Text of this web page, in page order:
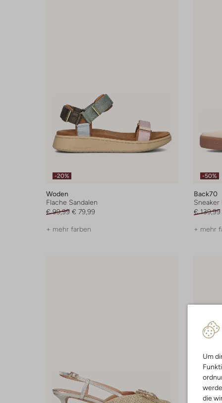
Um
die
-20%
Woden
Flache Sandalen
€ 99,99 € 79,99
+ mehr farben
-50%
Back70
Sneaker
€ 139,99
+ mehr